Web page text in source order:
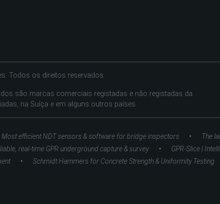
Todos os direitos reservados.
são marcas comerciais registadas e não registadas da
na Suíça e em alguns outros países.
Most efficient NDT sensors & software for bridge inspectors • The
real-time GPR underground capture & survey • GPR-Slice |
• Schmidt Hammers for Concrete Strength & Uniformity Testing